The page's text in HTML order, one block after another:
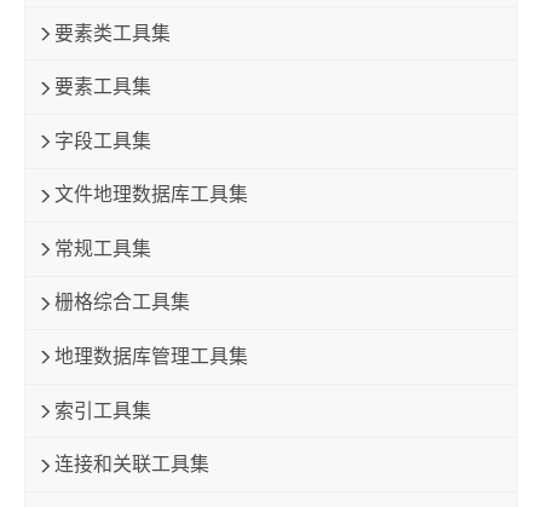
要素类工具集
要素工具集
字段工具集
文件地理数据库工具集
常规工具集
栅格综合工具集
地理数据库管理工具集
索引工具集
连接和关联工具集